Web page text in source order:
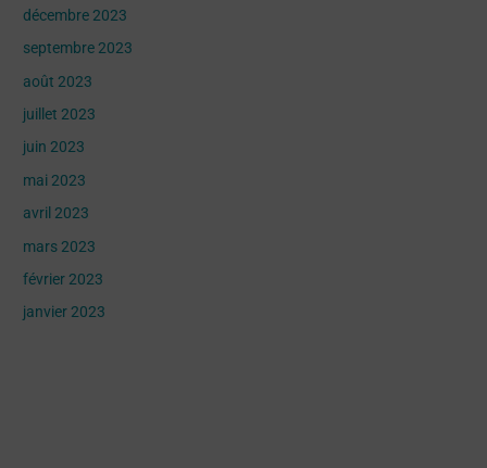
décembre 2023
septembre 2023
août 2023
juillet 2023
juin 2023
mai 2023
avril 2023
mars 2023
février 2023
janvier 2023